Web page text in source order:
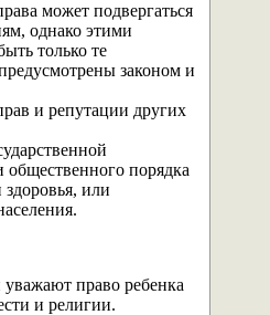
может подвергаться
однако этими
только те
законом и
и репутации других
общественного порядка
или
уважают право ребенка
и религии.